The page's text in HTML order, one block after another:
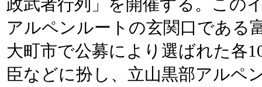
政武者行列」を開催する。この
アルペンルートの玄関口である
大町市で公募により選ばれた各
臣などに扮し、立山黒部アルペ